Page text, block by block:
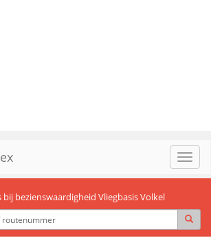
bij bezienswaardigheid Vliegbasis Volkel